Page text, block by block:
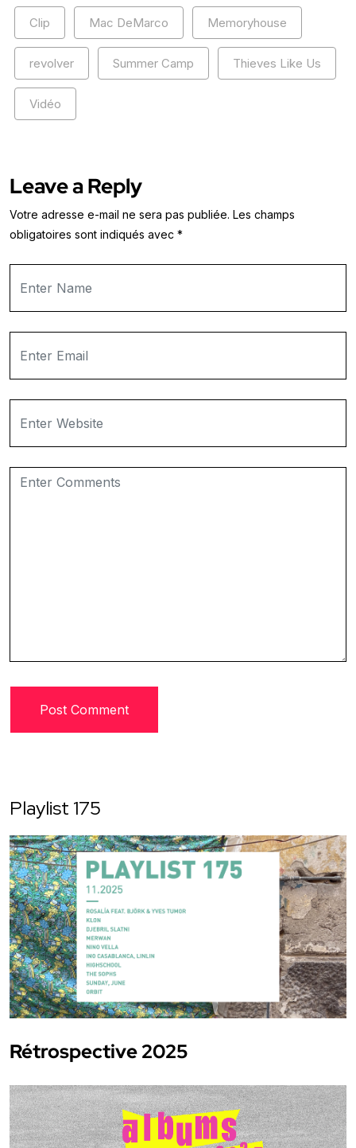
Clip Mac DeMarco Memoryhouse
revolver Summer Camp Thieves Like Us
Vidéo
Leave a Reply
Votre adresse e-mail ne sera pas publiée. Les champs
obligatoires sont indiqués avec *
Playlist 175
Rétrospective 2025